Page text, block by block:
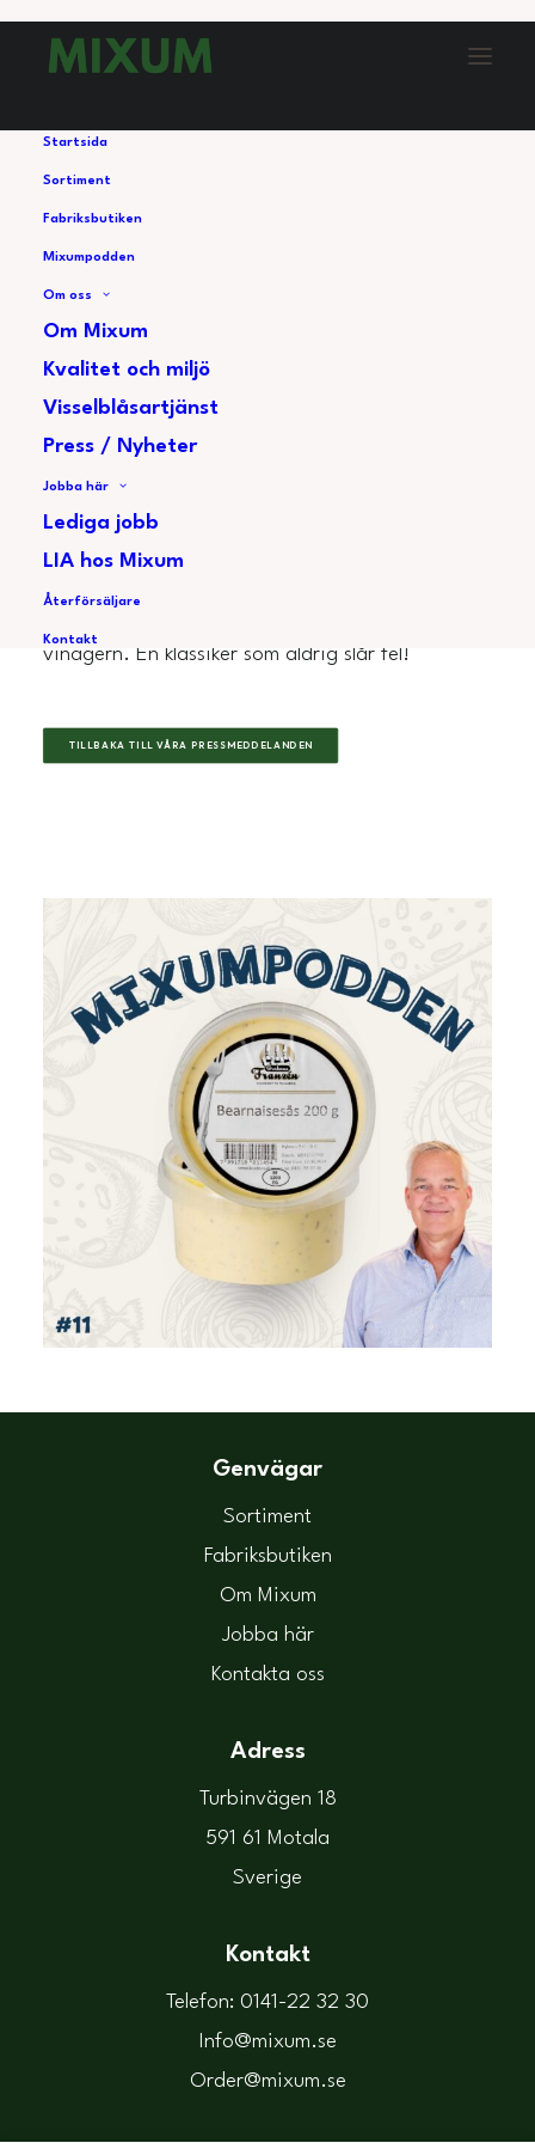
Startsida
Sortiment
Fabriksbutiken
Mixumpodden
Om oss
Om Mixum
Kvalitet och miljö
Visselblåsartjänst
Press / Nyheter
Jobba här
Lediga jobb
LIA hos Mixum
Återförsäljare
Kontakt
11. Såser – Bearnaisesås
I poddavsnittet hyllar vi vår allas favorit –
bearnaisesåsen. Den är perfekt till en riktigt bra
vinägern. En klassiker som aldrig slår fel!
TILLBAKA TILL VÅRA PRESSMEDDELANDEN
Genvägar
Sortiment
Fabriksbutiken
Om Mixum
Jobba här
Kontakta oss
Adress
Turbinvägen 18
591 61 Motala
Sverige
Kontakt
Telefon: 0141-22 32 30
Info@mixum.se
Order@mixum.se